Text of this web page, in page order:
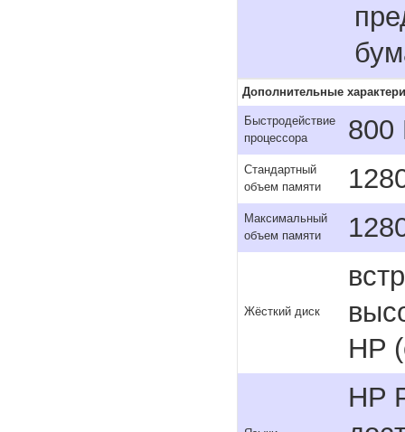
Дополнительные
Быстродействие
процессора
Стандартный
объем памяти
Максимальный
объем памяти
Жёсткий диск
HP
HP